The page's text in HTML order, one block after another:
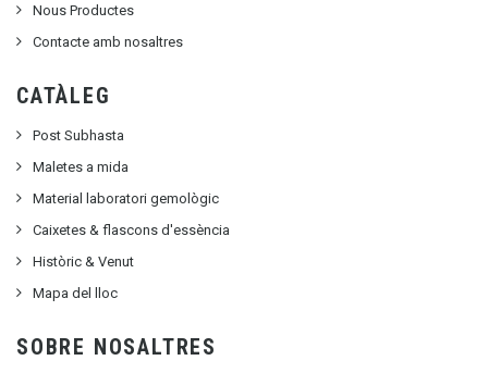
Nous Productes
Contacte amb nosaltres
CATÀLEG
Post Subhasta
Maletes a mida
Material laboratori gemològic
Caixetes & flascons d'essència
Històric & Venut
Mapa del lloc
SOBRE NOSALTRES